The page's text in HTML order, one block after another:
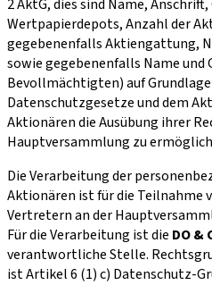
2 AktG, dies sind Name,
Wertpapierdepots, Anzahl der
gegebenenfalls Aktiengattung,
sowie gegebenenfalls Name und
Bevollmächtigten) auf
Datenschutzgesetze und dem
Aktionären die Ausübung ihrer
Hauptversammlung zu
Die Verarbeitung der
Aktionären ist für die Teilnahme
Vertretern an der
Für die Verarbeitung ist die DO &
verantwortliche Stelle.
ist Artikel 6 (1) c) Datenschutz-